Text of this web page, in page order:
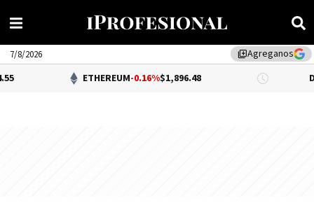
library_addAgreganos
7/8/2026
ETHEREUM-0.16%$1,896.48 DÓLAR BNA